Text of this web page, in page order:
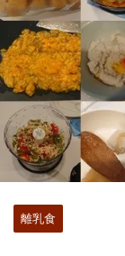
離乳食